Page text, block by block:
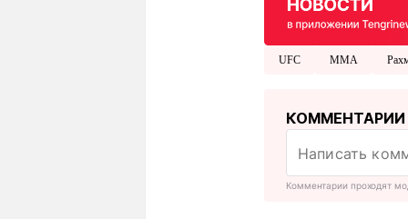
UFC ММА
КОММЕНТАРИИ
Комментарии проходят